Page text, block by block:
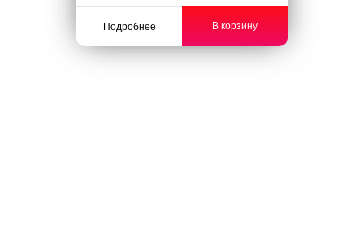
Подробнее В корзину